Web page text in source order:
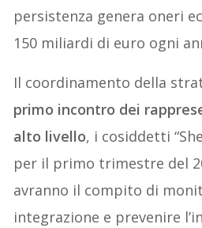
persistenza genera oneri
150 miliardi di euro ogni
Il coordinamento della
primo incontro dei
alto livello, i cosiddetti
per il primo trimestre del
avranno il compito di
integrazione e prevenire